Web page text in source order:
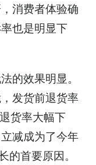
消费者体验确
也是明显下
的效果明显。
发货前退货率
货率大幅下
减成为了今年
的首要原因。